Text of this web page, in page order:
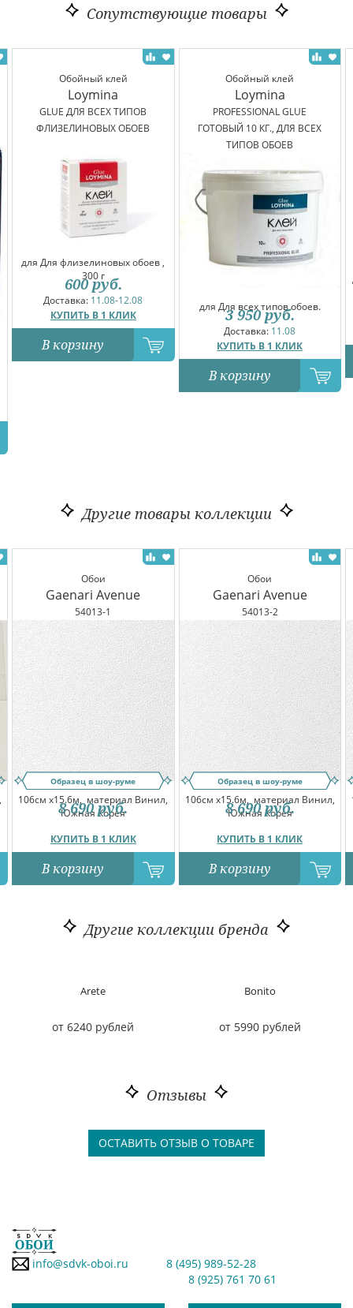
Сопутствующие товары
Обойный клей
Loymina
GLUE ДЛЯ ВСЕХ ТИПОВ
ФЛИЗЕЛИНОВЫХ ОБОЕВ
для Для флизелиновых обоев ,
300 г
Доставка: 11.08-12.08
КУПИТЬ В 1 КЛИК
600 руб.
В корзину
Обойный клей
Loymina
PROFESSIONAL GLUE
ГОТОВЫЙ 10 КГ., ДЛЯ ВСЕХ
ТИПОВ ОБОЕВ
для Для всех типов обоев.
Доставка: 11.08
КУПИТЬ В 1 КЛИК
3 950 руб.
В корзину
Другие товары коллекции
Обои
Gaenari Avenue
54013-1
Образец в шоу-руме
106см x15.6м, материал Винил,
Южная Корея
КУПИТЬ В 1 КЛИК
8 690 руб.
В корзину
Обои
Gaenari Avenue
54013-2
Образец в шоу-руме
106см x15.6м, материал Винил,
Южная Корея
КУПИТЬ В 1 КЛИК
8 690 руб.
В корзину
Другие коллекции бренда
Arete
от 6240 рублей
Bonito
от 5990 рублей
Отзывы
ОСТАВИТЬ ОТЗЫВ О ТОВАРЕ
info@sdvk-oboi.ru
8 (495) 989-52-28
8 (925) 761 70 61